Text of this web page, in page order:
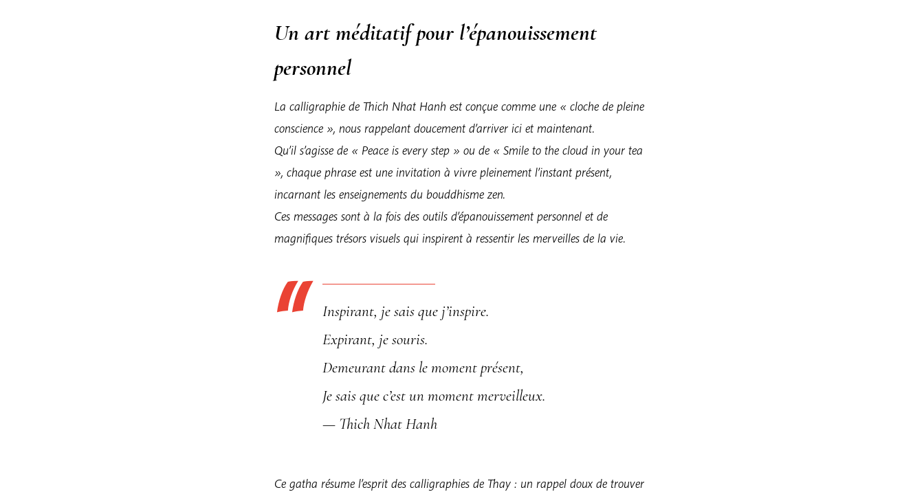
Un art méditatif pour l’épanouissement
personnel
La calligraphie de Thich Nhat Hanh est conçue comme une « cloche de pleine
conscience », nous rappelant doucement d’arriver ici et maintenant.
Qu’il s’agisse de « Peace is every step » ou de « Smile to the cloud in your tea
», chaque phrase est une invitation à vivre pleinement l’instant présent,
incarnant les enseignements du bouddhisme zen.
Ces messages sont à la fois des outils d’épanouissement personnel et de
magnifiques trésors visuels qui inspirent à ressentir les merveilles de la vie.
Inspirant, je sais que j’inspire.
Expirant, je souris.
Demeurant dans le moment présent,
Je sais que c’est un moment merveilleux.
— Thich Nhat Hanh
Ce gatha résume l’esprit des calligraphies de Thay : un rappel doux de trouver